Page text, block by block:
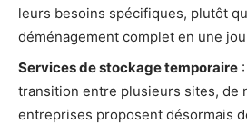
leurs besoins spécifiques, plutôt
déménagement complet en une
Services de stockage temporaire
transition entre plusieurs sites, de
entreprises proposent désormais